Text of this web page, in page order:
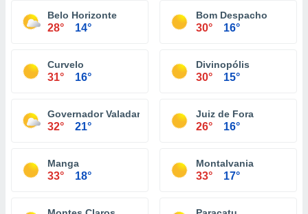
Belo Horizonte
28° 14°
Bom Despacho
30° 16°
Curvelo
31° 16°
Divinopólis
30° 15°
Governador Valadares
32° 21°
Juiz de Fora
26° 16°
Manga
33° 18°
Montalvania
33° 17°